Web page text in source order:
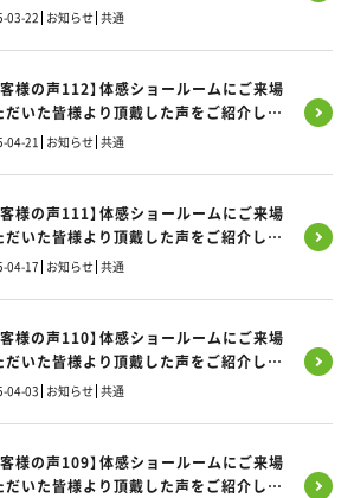
03-22 お知らせ 共通
客様の声112】体感ショールームにご来場
だいた皆様より頂戴した声をご紹介しま
04-21 お知らせ 共通
客様の声111】体感ショールームにご来場
だいた皆様より頂戴した声をご紹介しま
04-17 お知らせ 共通
客様の声110】体感ショールームにご来場
だいた皆様より頂戴した声をご紹介しま
04-03 お知らせ 共通
客様の声109】体感ショールームにご来場
だいた皆様より頂戴した声をご紹介しま